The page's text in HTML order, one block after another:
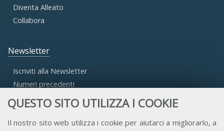
QUESTO SITO UTILIZZA I COOKIE
Il nostro sito web utilizza i cookie per aiutarci a migliorarlo, a
Diventa Alleato
Collabora
Newsletter
Iscriviti alla Newsletter
Numeri precedenti